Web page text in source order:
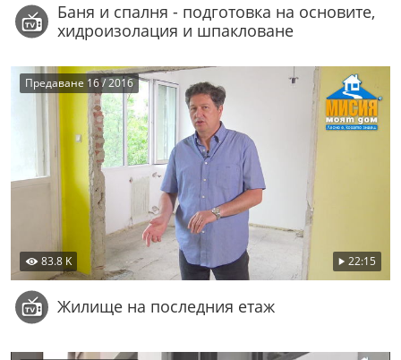
Баня и спалня - подготовка на основите,
хидроизолация и шпакловане
83.8 K 22:15
Предаване 16 / 2016
Жилище на последния етаж